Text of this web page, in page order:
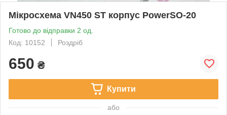
Мікросхема VN450 ST корпус PowerSO-20
Готово до відправки 2 од.
Код: 10152
Роздріб
650 ₴
Купити
або